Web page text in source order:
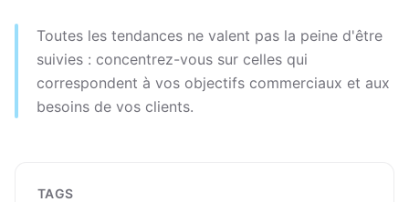
Toutes les tendances ne valent pas la peine d'être
suivies : concentrez-vous sur celles qui
correspondent à vos objectifs commerciaux et aux
besoins de vos clients.
TAGS